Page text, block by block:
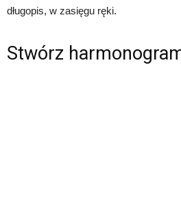
długopis, w zasięgu ręki.
Stwórz